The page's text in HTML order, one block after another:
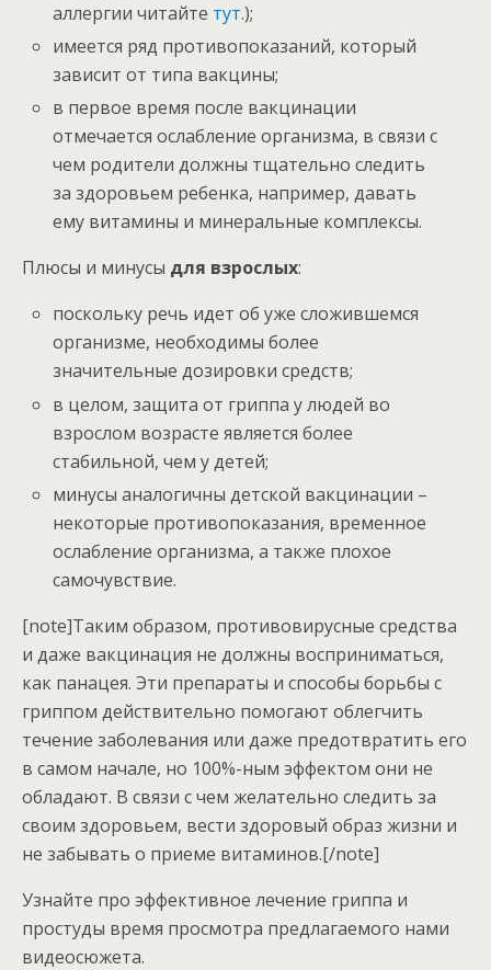
аллергии читайте тут.);
имеется ряд противопоказаний, который
зависит от типа вакцины;
в первое время после вакцинации
отмечается ослабление организма, в связи с
чем родители должны тщательно следить
за здоровьем ребенка, например, давать
ему витамины и минеральные комплексы.
Плюсы и минусы для взрослых:
поскольку речь идет об уже сложившемся
организме, необходимы более
значительные дозировки средств;
в целом, защита от гриппа у людей во
взрослом возрасте является более
стабильной, чем у детей;
минусы аналогичны детской вакцинации –
некоторые противопоказания, временное
ослабление организма, а также плохое
самочувствие.
[note]Таким образом, противовирусные средства
и даже вакцинация не должны восприниматься,
как панацея. Эти препараты и способы борьбы с
гриппом действительно помогают облегчить
течение заболевания или даже предотвратить его
в самом начале, но 100%-ным эффектом они не
обладают. В связи с чем желательно следить за
своим здоровьем, вести здоровый образ жизни и
не забывать о приеме витаминов.[/note]
Узнайте про эффективное лечение гриппа и
простуды время просмотра предлагаемого нами
видеосюжета.